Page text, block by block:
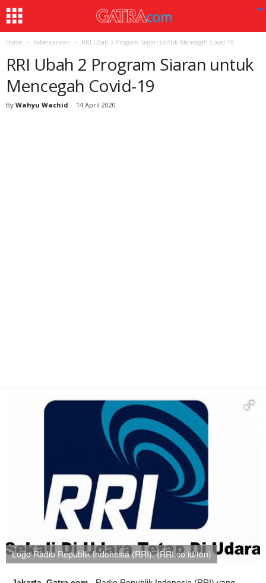
Home Kebencanaan RRI Ubah 2 Program Siaran untuk Mencegah Covid-19
RRI Ubah 2 Program Siaran untuk
Mencegah Covid-19
By Wahyu Wachid - 14 April 2020
Logo Radio Republik Indonesia (RRI). (RRI.co.id/ton)